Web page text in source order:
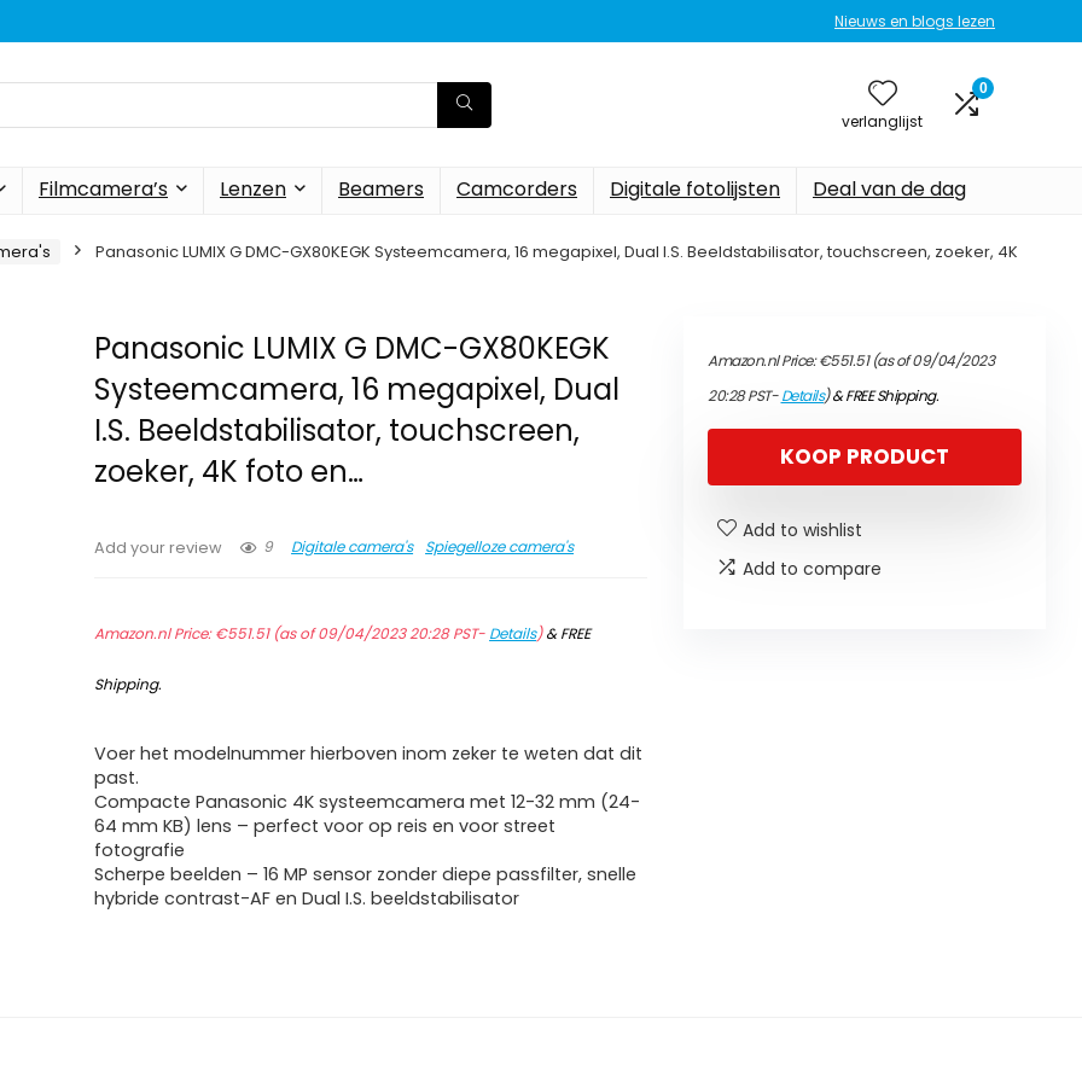
Nieuws en blogs lezen
verlanglijst
0
Filmcamera’s Lenzen Beamers Camcorders Digitale fotolijsten Deal van de dag
Panasonic LUMIX G DMC-GX80KEGK Systeemcamera, 16 megapixel, Dual I.S. Beeldstabilisator, touchscreen, zoeker, 4K
Panasonic LUMIX G DMC-GX80KEGK
Systeemcamera, 16 megapixel, Dual
I.S. Beeldstabilisator, touchscreen,
zoeker, 4K foto en…
Add your review 9 Digitale camera's Spiegelloze camera's
Amazon.nl Price:€551.51(as of 09/04/2023 20:28 PST- Details)&FREE
Shipping.
Voer het modelnummer hierboven inom zeker te weten dat dit
past.
Compacte Panasonic 4K systeemcamera met 12-32 mm (24-
64 mm KB) lens – perfect voor op reis en voor street
fotografie
Scherpe beelden – 16 MP sensor zonder diepe passfilter, snelle
hybride contrast-AF en Dual I.S. beeldstabilisator
Amazon.nl Price:€551.51(as of 09/04/2023
20:28 PST-Details)&FREE Shipping.
KOOP PRODUCT
Add to wishlist
Add to compare